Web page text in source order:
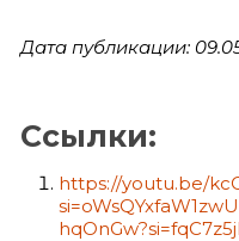
Дата публикации:
Ссылки:
https://youtu.be/